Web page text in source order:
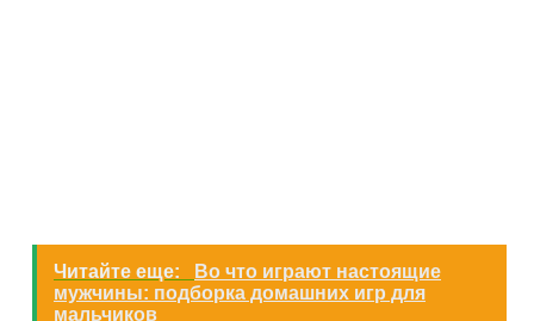
Читайте еще:
Во что играют настоящие
мужчины: подборка домашних игр для
мальчиков